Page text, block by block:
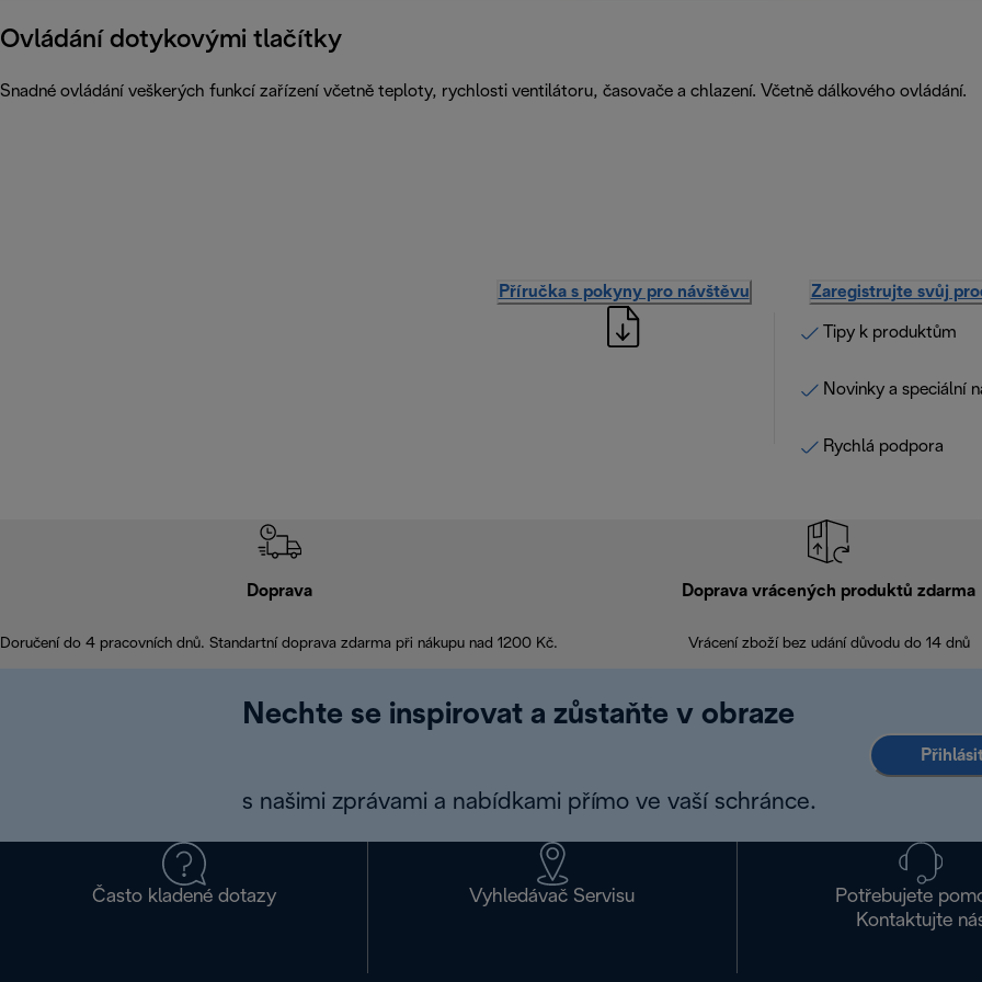
Ovládání dotykovými tlačítky
Snadné ovládání veškerých funkcí zařízení včetně teploty, rychlosti ventilátoru, časovače a chlazení. Včetně dálkového ovládání.
Příručka s pokyny pro návštěvu Zaregistrujte svůj
Tipy k produktům
Novinky a speciální
Rychlá podpora
Doprava
Doručení do 4 pracovních dnů. Standartní doprava zdarma při nákupu nad 1200 Kč.
Doprava vrácených produktů zdarma
Vrácení zboží bez udání důvodu do 14 dnů
Nechte se inspirovat a zůstaňte v obraze
s našimi zprávami a nabídkami přímo ve vaší schránce.
Často kladené dotazy Vyhledávač Servisu
Potřebujete
Kontaktujte